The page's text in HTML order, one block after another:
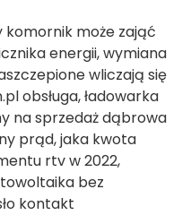
może zająć
energii, wymiana
wliczają się
obsługa, ładowarka
na sprzedaż dąbrowa
prąd, jaka kwota
rtv w 2022,
bez
kontakt